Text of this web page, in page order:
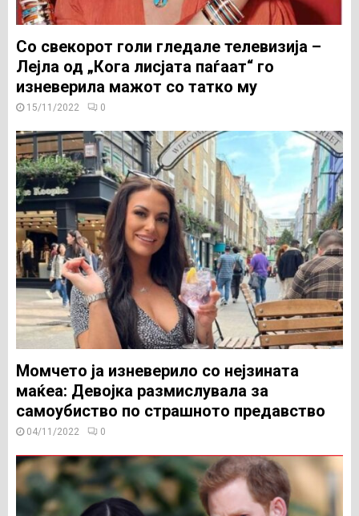
Со свекорот голи гледале телевизија –
Лејла од „Кога лисјата паѓаат“ го
изневерила мажот со татко му
15/11/2022 0
Момчето ја изневерило со нејзината
маќеа: Девојка размислувала за
самоубиство по страшното предавство
04/11/2022 0